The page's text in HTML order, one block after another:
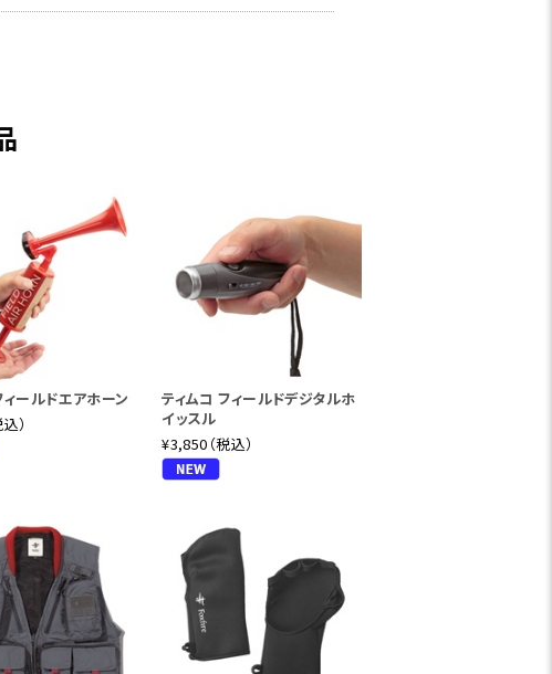
ィールドエアホーン
）
ティムコ フィールドデジタルホ
イッスル
¥3,850（税込）